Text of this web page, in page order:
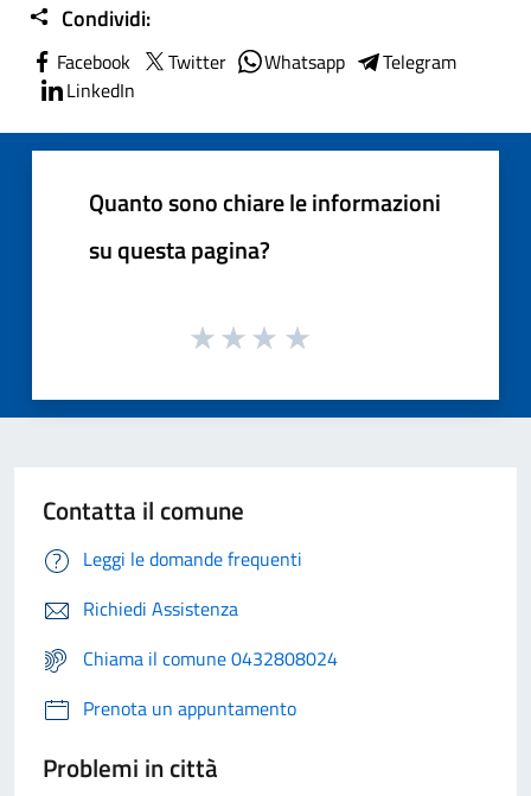
Condividi:
Facebook Twitter Whatsapp
Telegram
LinkedIn
Quanto sono chiare le informazioni
su questa pagina?
Contatta il comune
Leggi le domande frequenti
Richiedi Assistenza
Chiama il comune 0432808024
Prenota un appuntamento
Problemi in città